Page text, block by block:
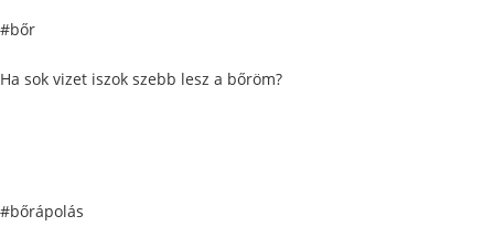
#bőr
Ha sok vizet iszok szebb lesz a bőröm?
#bőrápolás